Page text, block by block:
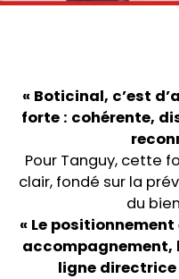
« Boticinal, c’est
forte : cohérente,
Pour Tanguy, cette
clair, fondé sur la
du
« Le
accompagnement,
ligne